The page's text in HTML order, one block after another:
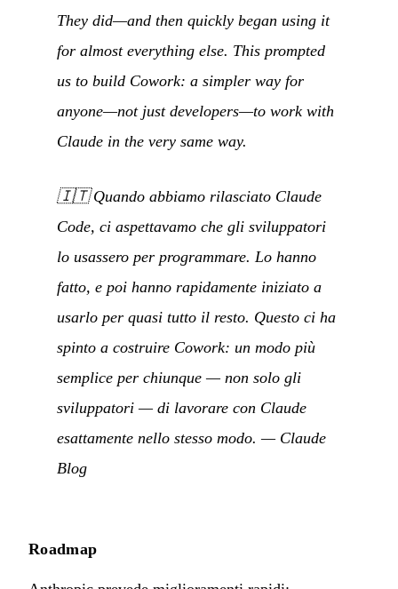
They did—and then quickly began using it
for almost everything else. This prompted
us to build Cowork: a simpler way for
anyone—not just developers—to work with
Claude in the very same way.
🇮🇹Quando abbiamo rilasciato Claude
Code, ci aspettavamo che gli sviluppatori
lo usassero per programmare. Lo hanno
fatto, e poi hanno rapidamente iniziato a
usarlo per quasi tutto il resto. Questo ci ha
spinto a costruire Cowork: un modo più
semplice per chiunque — non solo gli
sviluppatori — di lavorare con Claude
esattamente nello stesso modo. — Claude
Blog
Roadmap